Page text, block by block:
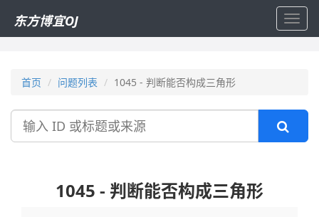
东方博宜OJ
首页 问题列表 1045 - 判断能否构成三角形
搜
1045 - 判断能否构成三角形